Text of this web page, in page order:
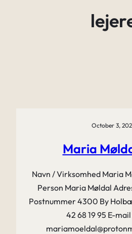
October 3,
Maria
Navn / Virksomhed Maria
Person Maria Møldal
Postnummer 4300 By
42 68 19 95 E-